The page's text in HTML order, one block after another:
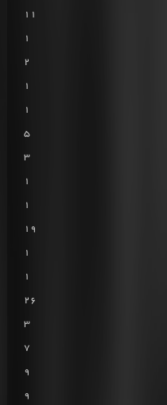
11
1
2
1
1
5
3
1
1
19
1
1
26
3
7
9
9